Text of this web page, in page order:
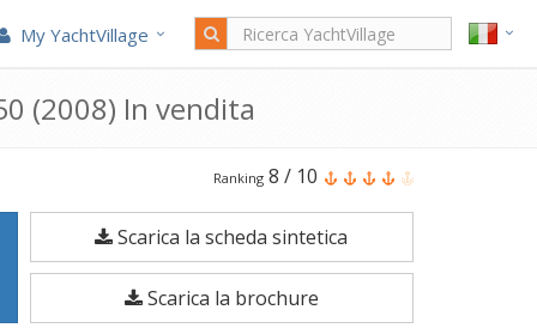
My YachtVillage
(2008) In vendita
Il
Cantieri
di
Sarnico
Sarnico
Ranking 8 / 10
Scarica la scheda sintetica
Scarica la brochure